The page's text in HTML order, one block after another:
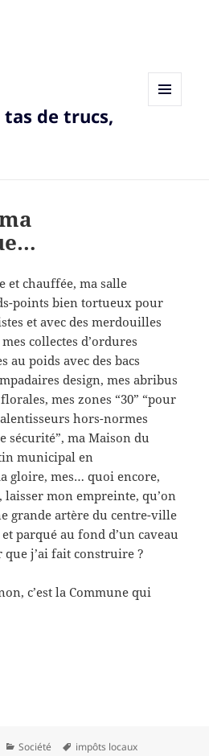
de trucs,
et chauffée, ma salle
points bien tortueux pour
et avec des merdouilles
collectes d’ordures
au poids avec des bacs
design, mes abribus
mes zones “30” “pour
hors-normes
sécurité”, ma Maison du
municipal en
gloire, mes… quoi encore,
mon empreinte, qu’on
grande artère du centre-ville
parqué au fond d’un caveau
que j’ai fait construire ?
c’est la Commune qui
Categories
Société Tags
impôts locaux